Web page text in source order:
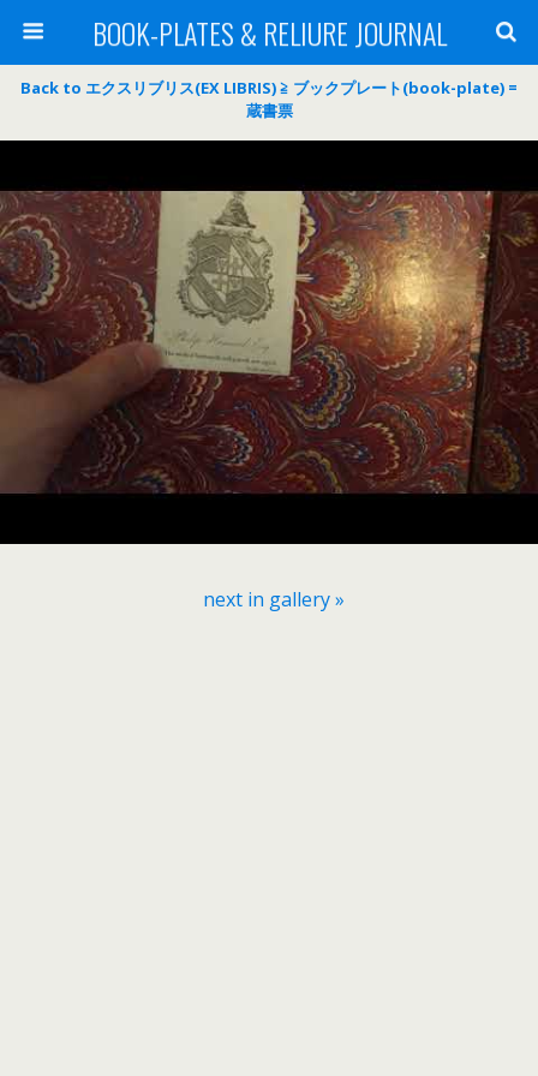
BOOK-PLATES & RELIURE JOURNAL
Back to エクスリブリス(EX LIBRIS) ≧ ブックプレート(book-plate) =
蔵書票
next in gallery »